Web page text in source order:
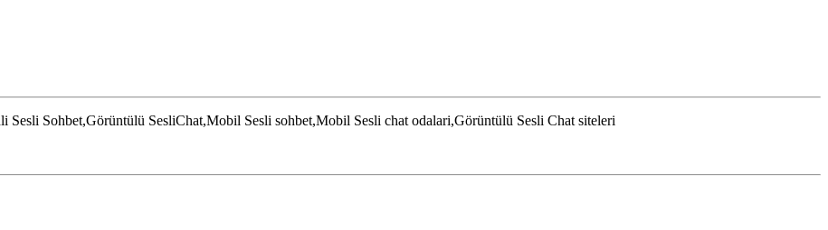
Sohbet,Görüntülü SesliChat,Mobil Sesli sohbet,Mobil Sesli chat odalari,Görüntülü Sesli Chat siteleri